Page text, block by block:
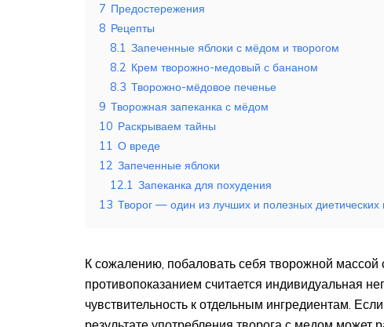
7 Предостережения
8 Рецепты
8.1 Запеченные яблоки с мёдом и творогом
8.2 Крем творожно-медовый с бананом
8.3 Творожно-мёдовое печенье
9 Творожная запеканка с мёдом
10 Раскрываем тайны
11 О вреде
12 Запеченные яблоки
12.1 Запеканка для похудения
13 Творог — один из лучших и полезных диетических
К сожалению, побаловать себя творожной
противопоказанием считается индивидуальная
чувствительность к отдельным ингредиентам.